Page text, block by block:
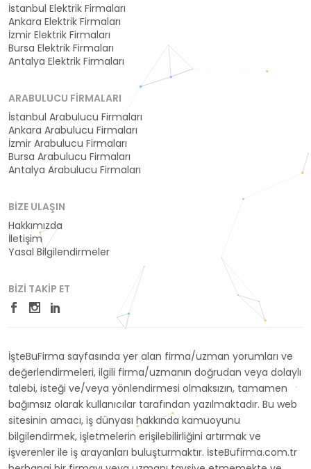
İstanbul Elektrik Firmaları
Ankara Elektrik Firmaları
İzmir Elektrik Firmaları
Bursa Elektrik Firmaları
Antalya Elektrik Firmaları
ARABULUCU FIRMALARI
İstanbul Arabulucu Firmaları
Ankara Arabulucu Firmaları
İzmir Arabulucu Firmaları
Bursa Arabulucu Firmaları
Antalya Arabulucu Firmaları
BIZE ULAŞIN
Hakkımızda
İletişim
Yasal Bilgilendirmeler
BIZI TAKIP ET
İşteBuFirma sayfasında yer alan firma/uzman yorumları ve
değerlendirmeleri, ilgili firma/uzmanın doğrudan veya dolaylı
talebi, isteği ve/veya yönlendirmesi olmaksızın, tamamen
bağımsız olarak kullanıcılar tarafından yazılmaktadır. Bu web
sitesinin amacı, iş dünyası hakkında kamuoyunu
bilgilendirmek, işletmelerin erişilebilirliğini artırmak ve
işverenler ile iş arayanları buluşturmaktır. İsteBufirma.com.tr